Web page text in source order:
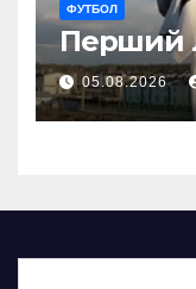
ФУТБОЛ
Перший
05.08.2026